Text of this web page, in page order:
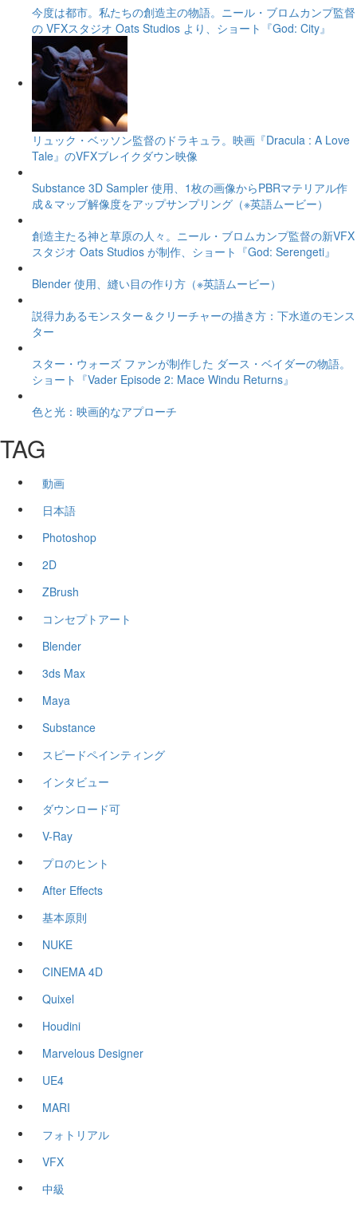
今度は都市。私たちの創造主の物語。ニール・ブロムカンプ監督
の VFXスタジオ Oats Studios より、ショート『God: City』
リュック・ベッソン監督のドラキュラ。映画『Dracula : A Love
Tale』のVFXブレイクダウン映像
Substance 3D Sampler 使用、1枚の画像からPBRマテリアル作
成＆マップ解像度をアップサンプリング（※英語ムービー）
創造主たる神と草原の人々。ニール・ブロムカンプ監督の新VFX
スタジオ Oats Studios が制作、ショート『God: Serengeti』
Blender 使用、縫い目の作り方（※英語ムービー）
説得力あるモンスター＆クリーチャーの描き方：下水道のモンス
ター
スター・ウォーズ ファンが制作した ダース・ベイダーの物語。
ショート『Vader Episode 2: Mace Windu Returns』
色と光：映画的なアプローチ
TAG
動画
日本語
Photoshop
2D
ZBrush
コンセプトアート
Blender
3ds Max
Maya
Substance
スピードペインティング
インタビュー
ダウンロード可
V-Ray
プロのヒント
After Effects
基本原則
NUKE
CINEMA 4D
Quixel
Houdini
Marvelous Designer
UE4
MARI
フォトリアル
VFX
中級